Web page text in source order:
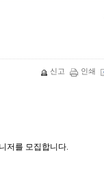
신고 인쇄
저를 모집합니다.